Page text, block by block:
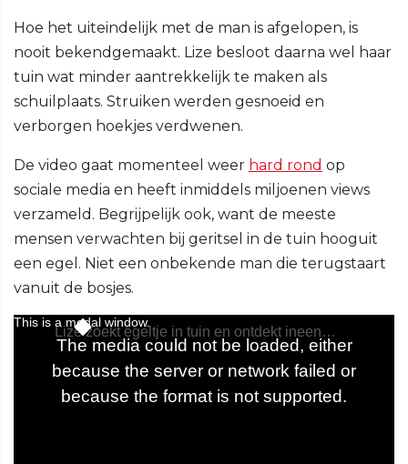
Hoe het uiteindelijk met de man is afgelopen, is
nooit bekendgemaakt. Lize besloot daarna wel haar
tuin wat minder aantrekkelijk te maken als
schuilplaats. Struiken werden gesnoeid en
verborgen hoekjes verdwenen.
De video gaat momenteel weer hard rond op
sociale media en heeft inmiddels miljoenen views
verzameld. Begrijpelijk ook, want de meeste
mensen verwachten bij geritsel in de tuin hooguit
een egel. Niet een onbekende man die terugstaart
vanuit de bosjes.